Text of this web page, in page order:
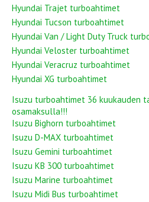
Hyundai Trajet turboahtimet
Hyundai Tucson turboahtimet
Hyundai Van / Light Duty Truck
Hyundai Veloster turboahtimet
Hyundai Veracruz turboahtimet
Hyundai XG turboahtimet
Isuzu turboahtimet 36 kuukauden
osamaksulla!!!
Isuzu Bighorn turboahtimet
Isuzu D-MAX turboahtimet
Isuzu Gemini turboahtimet
Isuzu KB 300 turboahtimet
Isuzu Marine turboahtimet
Isuzu Midi Bus turboahtimet